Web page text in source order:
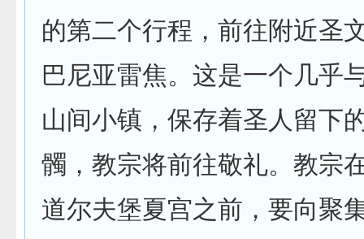
的第二个行程，前往附近圣
巴尼亚雷焦。这是一个几乎
山间小镇，保存着圣人留下
髑，教宗将前往敬礼。教宗
道尔夫堡夏宫之前，要向聚